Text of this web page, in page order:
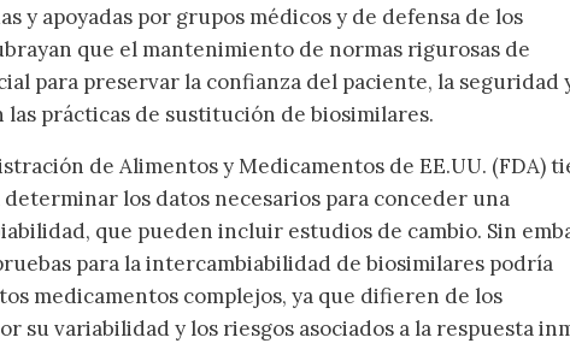
y apoyadas por grupos médicos y de defensa de los
que el mantenimiento de normas rigurosas de
para preservar la confianza del paciente, la seguridad
prácticas de sustitución de biosimilares.
de Alimentos y Medicamentos de EE.UU. (FDA)
los datos necesarios para conceder una
que pueden incluir estudios de cambio. Sin
para la intercambiabilidad de biosimilares podría
medicamentos complejos, ya que difieren de los
su variabilidad y los riesgos asociados a la respuesta